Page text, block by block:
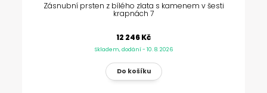
Zásnubní prsten z bílého zlata s kamenem v šesti
krapnách 7
12 246 Kč
Skladem, dodání - 10. 8. 2026